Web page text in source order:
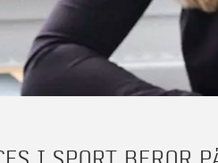
I SPORT BEROR